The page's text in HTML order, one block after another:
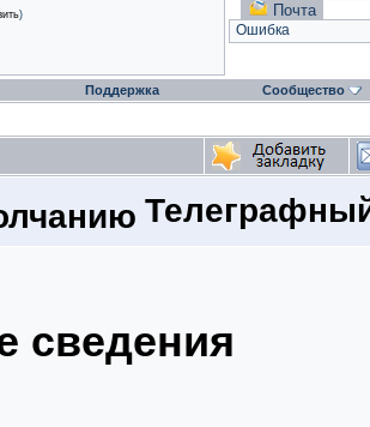
)
Почта
Ошибка
Поддержка Сообщество
сведения